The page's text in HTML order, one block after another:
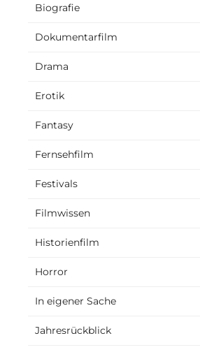
Biografie
Dokumentarfilm
Drama
Erotik
Fantasy
Fernsehfilm
Festivals
Filmwissen
Historienfilm
Horror
In eigener Sache
Jahresrückblick